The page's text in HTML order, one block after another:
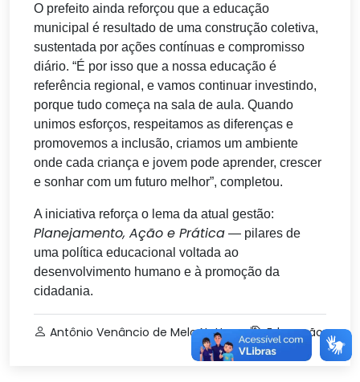
O prefeito ainda reforçou que a educação
municipal é resultado de uma construção coletiva,
sustentada por ações contínuas e compromisso
diário. “É por isso que a nossa educação é
referência regional, e vamos continuar investindo,
porque tudo começa na sala de aula. Quando
unimos esforços, respeitamos as diferenças e
promovemos a inclusão, criamos um ambiente
onde cada criança e jovem pode aprender, crescer
e sonhar com um futuro melhor”, completou.
A iniciativa reforça o lema da atual gestão:
Planejamento, Ação e Prática — pilares de
uma política educacional voltada ao
desenvolvimento humano e à promoção da
cidadania.
Antônio Venâncio de Melo Netto Educação